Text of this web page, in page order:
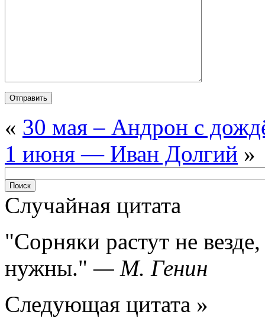
« 30 мая – Андрон с
1 июня — Иван Долгий »
Случайная цитата
Сорняки растут не
нужны.
— М. Генин
Следующая цитата »